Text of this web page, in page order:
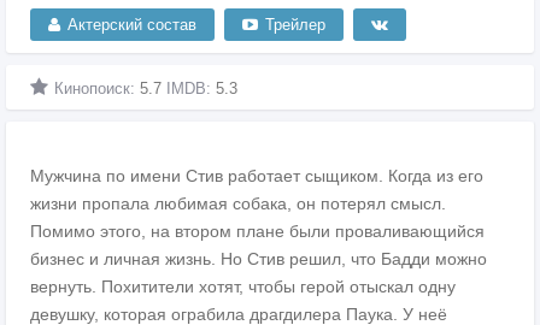
Актерский состав Трейлер
Кинопоиск: 5.7 IMDB: 5.3
Мужчина по имени Стив работает сыщиком. Когда из его
жизни пропала любимая собака, он потерял смысл.
Помимо этого, на втором плане были проваливающийся
бизнес и личная жизнь. Но Стив решил, что Бадди можно
вернуть. Похитители хотят, чтобы герой отыскал одну
девушку, которая ограбила драгдилера Паука. У неё